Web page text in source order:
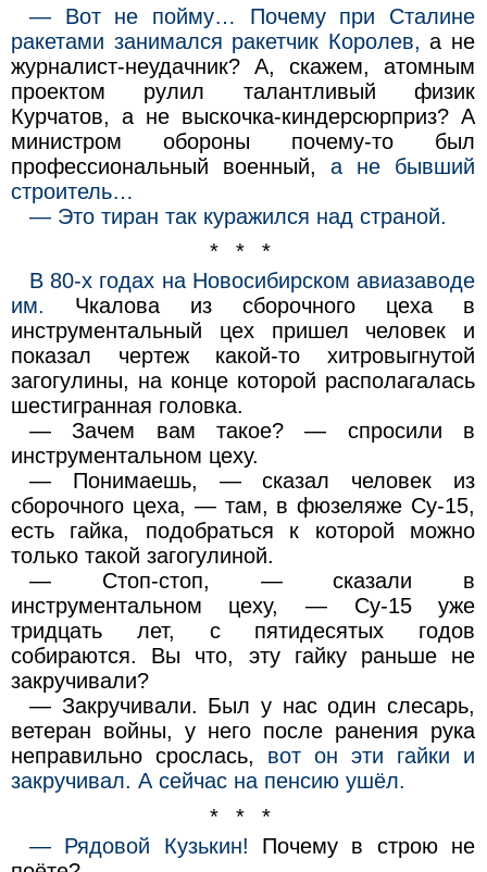
— Вот не пойму… Почему при Сталине
ракетами занимался ракетчик Королев, а не
журналист-неудачник? А, скажем, атомным
проектом рулил талантливый физик
Курчатов, а не выскочка-киндерсюрприз? А
министром обороны почему-то был
профессиональный военный, а не бывший
строитель…
— Это тиран так куражился над страной.
* * *
В 80-х годах на Новосибирском авиазаводе
им. Чкалова из сборочного цеха в
инструментальный цех пришел человек и
показал чертеж какой-то хитровыгнутой
загогулины, на конце которой располагалась
шестигранная головка.
— Зачем вам такое? — спросили в
инструментальном цеху.
— Понимаешь, — сказал человек из
сборочного цеха, — там, в фюзеляже Су-15,
есть гайка, подобраться к которой можно
только такой загогулиной.
— Стоп-стоп, — сказали в
инструментальном цеху, — Су-15 уже
тридцать лет, с пятидесятых годов
собираются. Вы что, эту гайку раньше не
закручивали?
— Закручивали. Был у нас один слесарь,
ветеран войны, у него после ранения рука
неправильно срослась, вот он эти гайки и
закручивал. А сейчас на пенсию ушёл.
* * *
— Рядовой Кузькин! Почему в строю не